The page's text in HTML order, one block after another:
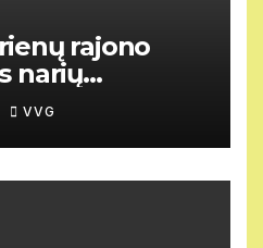
rajono
narių
VVG